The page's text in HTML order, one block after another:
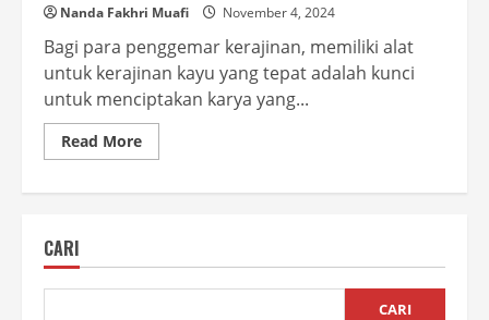
Nanda Fakhri Muafi November 4, 2024
Bagi para penggemar kerajinan, memiliki alat
untuk kerajinan kayu yang tepat adalah kunci
untuk menciptakan karya yang...
Read MoreRead
more
Wajib
Punya
CARI
CARI